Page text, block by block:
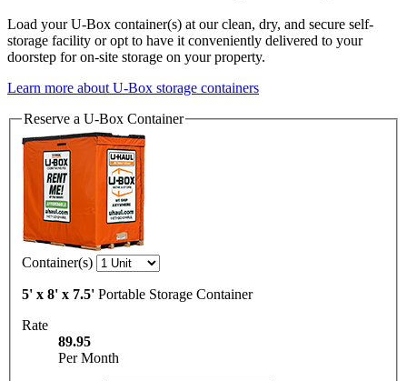
Load yourU-Box container(s) at our clean, dry, and secure self-
storage facility or opt to have it conveniently delivered to your
doorstep for on-site storage on your property.
Learn more about U-Box storage containers
Reserve a U-Box Container
Container(s)
5' x 8' x 7.5' Portable Storage Container
Rate
89.95
Per Month